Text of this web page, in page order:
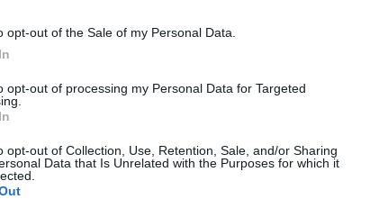
opt-out of the Sale of my Personal Data.
opt-out of processing my Personal Data for Targeted
opt-out of Collection, Use, Retention, Sale, and/or Sharing
Data that Is Unrelated with the Purposes for which it